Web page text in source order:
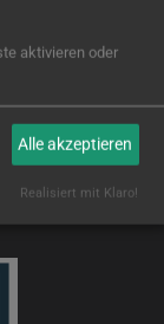
aktivieren oder
Alle akzeptieren
Realisiert mit Klaro!